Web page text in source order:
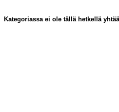
Kategoriassa ei ole tällä hetkellä